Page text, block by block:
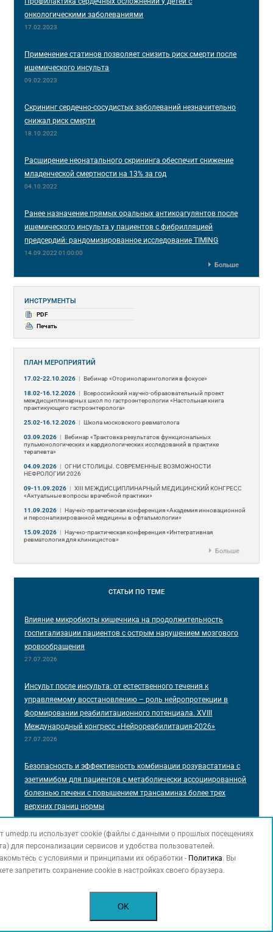
онкологическими заболеваниями
17.02.2023
Применение статинов позволяет снизить риск смерти после
ишемического инсульта
09.02.2023
Скрининг сердечно-сосудистых заболеваний незначительно
снижал риск смерти
18.10.2022
Расширение неонатального скрининга обеспечит снижение
младенческой смертности на 13% за год
04.10.2022
Ранее назначение прямых оральных антикоагулянтов после
ишемического инсульта у пациентов с фибрилляцией
предсердий: рандомизированное исследование TIMING
14.09.2022 01:00:00
Больше
ИНСТРУМЕНТЫ
PDF
Печать
ПЛАН МЕРОПРИЯТИЙ
17.02-22.10.2026 | Вебинар «Оториноларингология в фокусе»
18.02-16.12.2026 | Всероссийский научно-образовательный проект
междисциплинарных школ по гастроэнтерологии «Настольная книга
практикующего гастроэнтеролога»
25.02-16.12.2026 | Школа московского ревматолога
03.09.2026 | Вебинар «Трактовка результатов функциональных
пульмонологических и кардиологических исследований в практике
терапевта»
04.09.2026 | ОГНИ СТОЛИЦЫ. СОВРЕМЕННЫЕ ВОЗМОЖНОСТИ
НЕФРОЛОГИИ 2026
09-11.09.2026 | ХIII МЕЖДИСЦИПЛИНАРНЫЙ МЕДИЦИНСКИЙ КОНГРЕСС
«Актуальные вопросы врачебной практики»
11.09.2026 | Научно-практическая конференция «Академия инновационной
и персонализированной медицины в офтальмологии»
15.09.2026 | Научно-практическая конференция «Интегративная
ревматология для клиницистов»
Больше
СТАТЬИ ПО ТЕМЕ
Влияние микробиоты кишечника на продолжительность
госпитализации пациентов с острым нарушением мозгового
кровообращения
27.07.2026
Инсульт после инсульта: от естественного течения к
управляемому восстановлению – роль нейропротекции в
формировании реабилитационного потенциала. XVIII
Международный конгресс «Нейрореабилитация-2026»
27.07.2026
Безопасность и эффективность комбинации розувастатина с
эзетимибом для пациентов с метаболически ассоциированной
болезнью печени с повышением трансаминаз более трех
верхних границ нормы
23.07.2026
Трудности диагностики рабдомиолиза у пожилых пациентов с
коморбидной патологией
05.06.2026
инсульта у пациентов молодого возраста
umedp.ru использует cookie (файлы с данными о прошлых посещениях
для персонализации сервисов и удобства пользователей.
с условиями и принципами их обработки - Политика. Вы
запретить сохранение cookie в настройках своего браузера.
OK